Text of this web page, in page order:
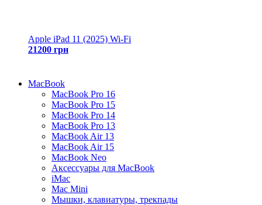
Apple iPad 11 (2025) Wi-Fi
21200 грн
MacBook
MacBook Pro 16
MacBook Pro 15
MacBook Pro 14
MacBook Pro 13
MacBook Air 13
MacBook Air 15
MacBook Neo
Аксессуары для MacBook
iMac
Mac Mini
Мышки, клавиатуры, трекпады